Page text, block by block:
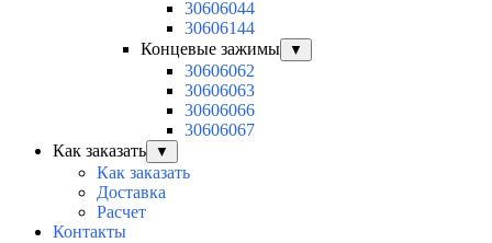
30606044
30606144
Концевые зажимы
▼
30606062
30606063
30606066
30606067
Как заказать
▼
Как заказать
Доставка
Расчет
Контакты